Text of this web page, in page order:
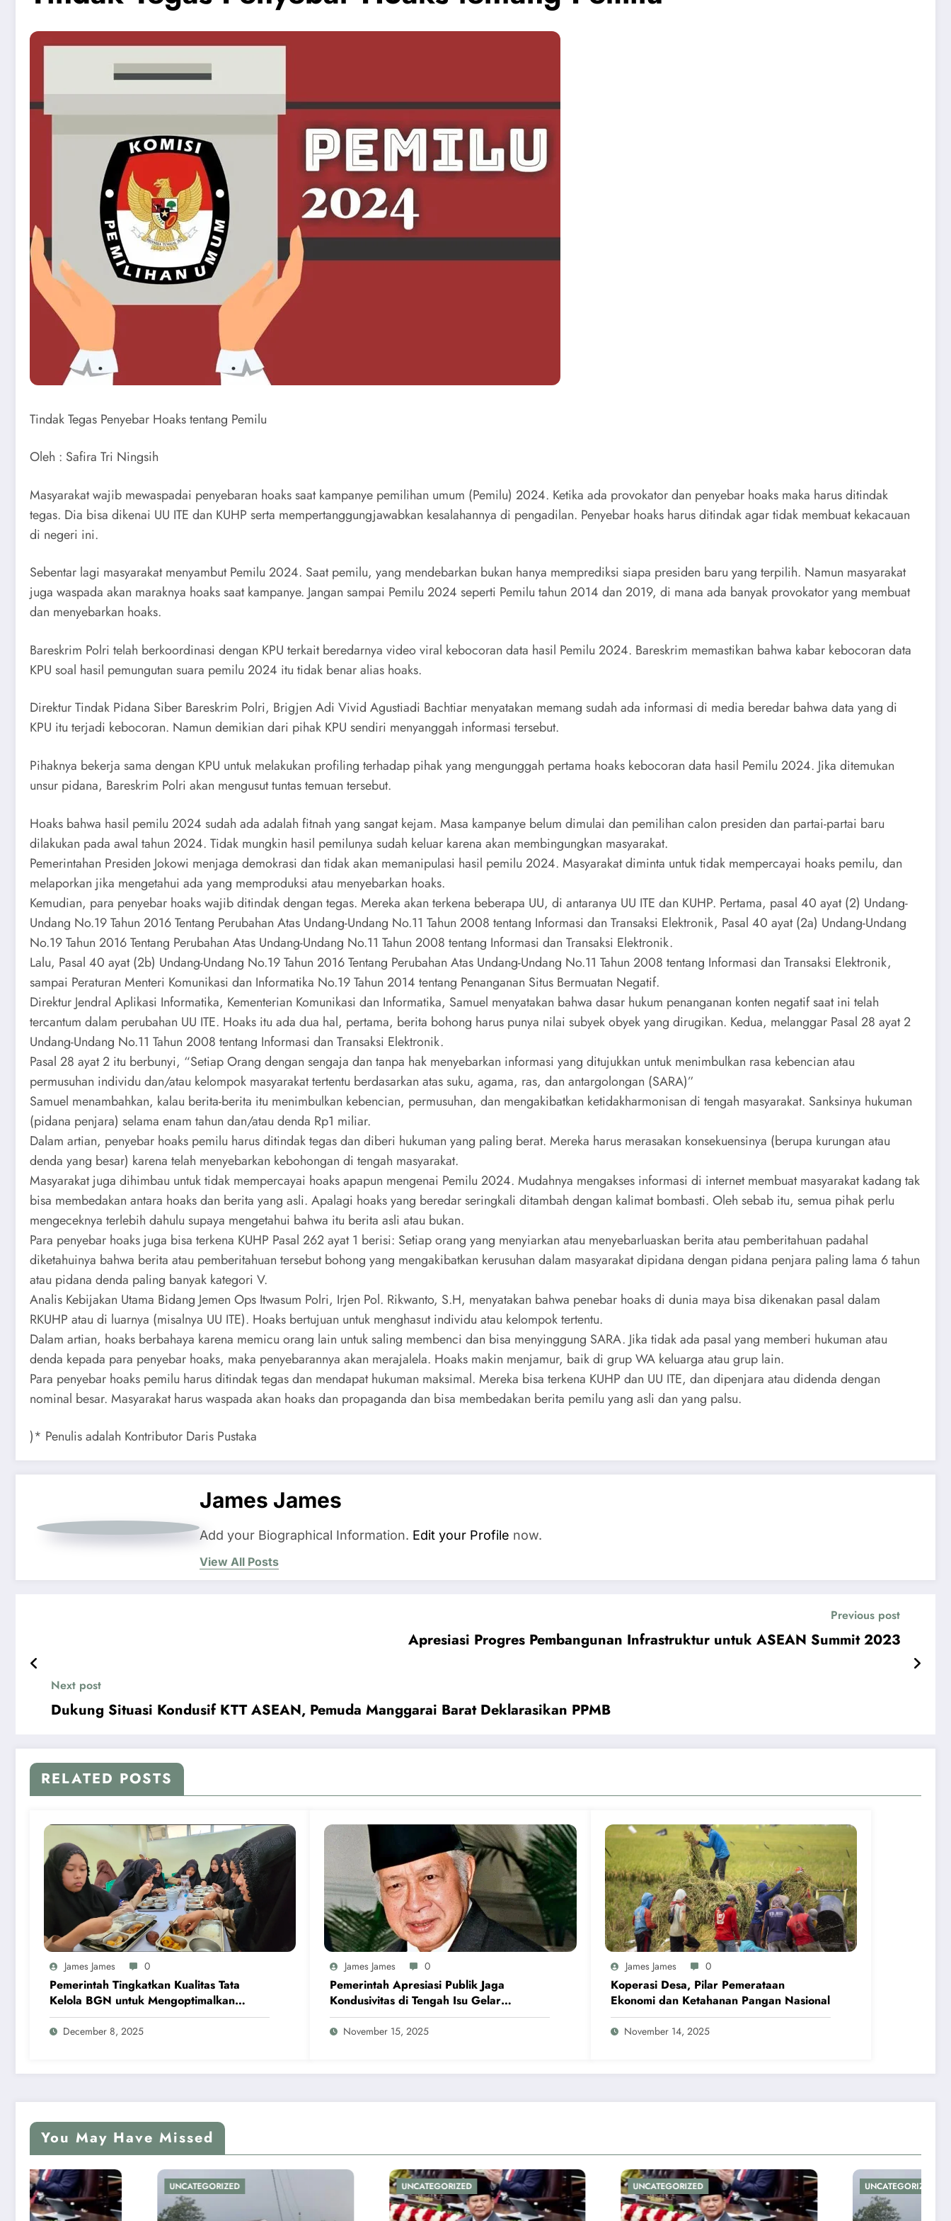
Tindak Tegas Penyebar Hoaks tentang Pemilu
Oleh : Safira Tri Ningsih
Masyarakat wajib mewaspadai penyebaran hoaks saat kampanye pemilihan umum (Pemilu) 2024. Ketika ada provokator dan penyebar hoaks maka harus ditindak
tegas. Dia bisa dikenai UU ITE dan KUHP serta mempertanggungjawabkan kesalahannya di pengadilan. Penyebar hoaks harus ditindak agar tidak membuat kekacauan
di negeri ini.
Sebentar lagi masyarakat menyambut Pemilu 2024. Saat pemilu, yang mendebarkan bukan hanya memprediksi siapa presiden baru yang terpilih. Namun masyarakat
juga waspada akan maraknya hoaks saat kampanye. Jangan sampai Pemilu 2024 seperti Pemilu tahun 2014 dan 2019, di mana ada banyak provokator yang membuat
dan menyebarkan hoaks.
Bareskrim Polri telah berkoordinasi dengan KPU terkait beredarnya video viral kebocoran data hasil Pemilu 2024. Bareskrim memastikan bahwa kabar kebocoran data
KPU soal hasil pemungutan suara pemilu 2024 itu tidak benar alias hoaks.
Direktur Tindak Pidana Siber Bareskrim Polri, Brigjen Adi Vivid Agustiadi Bachtiar menyatakan memang sudah ada informasi di media beredar bahwa data yang di
KPU itu terjadi kebocoran. Namun demikian dari pihak KPU sendiri menyanggah informasi tersebut.
Pihaknya bekerja sama dengan KPU untuk melakukan profiling terhadap pihak yang mengunggah pertama hoaks kebocoran data hasil Pemilu 2024. Jika ditemukan
unsur pidana, Bareskrim Polri akan mengusut tuntas temuan tersebut.
Hoaks bahwa hasil pemilu 2024 sudah ada adalah fitnah yang sangat kejam. Masa kampanye belum dimulai dan pemilihan calon presiden dan partai-partai baru
dilakukan pada awal tahun 2024. Tidak mungkin hasil pemilunya sudah keluar karena akan membingungkan masyarakat.
Pemerintahan Presiden Jokowi menjaga demokrasi dan tidak akan memanipulasi hasil pemilu 2024. Masyarakat diminta untuk tidak mempercayai hoaks pemilu, dan
melaporkan jika mengetahui ada yang memproduksi atau menyebarkan hoaks.
Kemudian, para penyebar hoaks wajib ditindak dengan tegas. Mereka akan terkena beberapa UU, di antaranya UU ITE dan KUHP. Pertama, pasal 40 ayat (2) Undang-
Undang No.19 Tahun 2016 Tentang Perubahan Atas Undang-Undang No.11 Tahun 2008 tentang Informasi dan Transaksi Elektronik, Pasal 40 ayat (2a) Undang-Undang
No.19 Tahun 2016 Tentang Perubahan Atas Undang-Undang No.11 Tahun 2008 tentang Informasi dan Transaksi Elektronik.
Lalu, Pasal 40 ayat (2b) Undang-Undang No.19 Tahun 2016 Tentang Perubahan Atas Undang-Undang No.11 Tahun 2008 tentang Informasi dan Transaksi Elektronik,
sampai Peraturan Menteri Komunikasi dan Informatika No.19 Tahun 2014 tentang Penanganan Situs Bermuatan Negatif.
Direktur Jendral Aplikasi Informatika, Kementerian Komunikasi dan Informatika, Samuel menyatakan bahwa dasar hukum penanganan konten negatif saat ini telah
tercantum dalam perubahan UU ITE. Hoaks itu ada dua hal, pertama, berita bohong harus punya nilai subyek obyek yang dirugikan. Kedua, melanggar Pasal 28 ayat 2
Undang-Undang No.11 Tahun 2008 tentang Informasi dan Transaksi Elektronik.
Pasal 28 ayat 2 itu berbunyi, “Setiap Orang dengan sengaja dan tanpa hak menyebarkan informasi yang ditujukkan untuk menimbulkan rasa kebencian atau
permusuhan individu dan/atau kelompok masyarakat tertentu berdasarkan atas suku, agama, ras, dan antargolongan (SARA)”
Samuel menambahkan, kalau berita-berita itu menimbulkan kebencian, permusuhan, dan mengakibatkan ketidakharmonisan di tengah masyarakat. Sanksinya hukuman
(pidana penjara) selama enam tahun dan/atau denda Rp1 miliar.
Dalam artian, penyebar hoaks pemilu harus ditindak tegas dan diberi hukuman yang paling berat. Mereka harus merasakan konsekuensinya (berupa kurungan atau
denda yang besar) karena telah menyebarkan kebohongan di tengah masyarakat.
Masyarakat juga dihimbau untuk tidak mempercayai hoaks apapun mengenai Pemilu 2024. Mudahnya mengakses informasi di internet membuat masyarakat kadang tak
bisa membedakan antara hoaks dan berita yang asli. Apalagi hoaks yang beredar seringkali ditambah dengan kalimat bombasti. Oleh sebab itu, semua pihak perlu
mengeceknya terlebih dahulu supaya mengetahui bahwa itu berita asli atau bukan.
Para penyebar hoaks juga bisa terkena KUHP Pasal 262 ayat 1 berisi: Setiap orang yang menyiarkan atau menyebarluaskan berita atau pemberitahuan padahal
diketahuinya bahwa berita atau pemberitahuan tersebut bohong yang mengakibatkan kerusuhan dalam masyarakat dipidana dengan pidana penjara paling lama 6 tahun
atau pidana denda paling banyak kategori V.
Analis Kebijakan Utama Bidang Jemen Ops Itwasum Polri, Irjen Pol. Rikwanto, S.H, menyatakan bahwa penebar hoaks di dunia maya bisa dikenakan pasal dalam
RKUHP atau di luarnya (misalnya UU ITE). Hoaks bertujuan untuk menghasut individu atau kelompok tertentu.
Dalam artian, hoaks berbahaya karena memicu orang lain untuk saling membenci dan bisa menyinggung SARA. Jika tidak ada pasal yang memberi hukuman atau
denda kepada para penyebar hoaks, maka penyebarannya akan merajalela. Hoaks makin menjamur, baik di grup WA keluarga atau grup lain.
Para penyebar hoaks pemilu harus ditindak tegas dan mendapat hukuman maksimal. Mereka bisa terkena KUHP dan UU ITE, dan dipenjara atau didenda dengan
nominal besar. Masyarakat harus waspada akan hoaks dan propaganda dan bisa membedakan berita pemilu yang asli dan yang palsu.
)* Penulis adalah Kontributor Daris Pustaka
James James
Add your Biographical Information. Edit your Profile now.
View All Posts
Previous post
Apresiasi Progres Pembangunan Infrastruktur untuk ASEAN Summit 2023
Next post
Dukung Situasi Kondusif KTT ASEAN, Pemuda Manggarai Barat Deklarasikan PPMB
RELATED POSTS
James James 0
Pemerintah Tingkatkan Kualitas Tata
Kelola BGN untuk Mengoptimalkan
Program MBG
December 8, 2025
James James 0
Pemerintah Apresiasi Publik Jaga
Kondusivitas di Tengah Isu Gelar
Pahlawan Soeharto
November 15, 2025
James James 0
Koperasi Desa, Pilar Pemerataan
Ekonomi dan Ketahanan Pangan Nasional
November 14, 2025
You May Have Missed
UNCATEGORIZED UNCATEGORIZED UNCATEGORIZED UNCATEGORIZED